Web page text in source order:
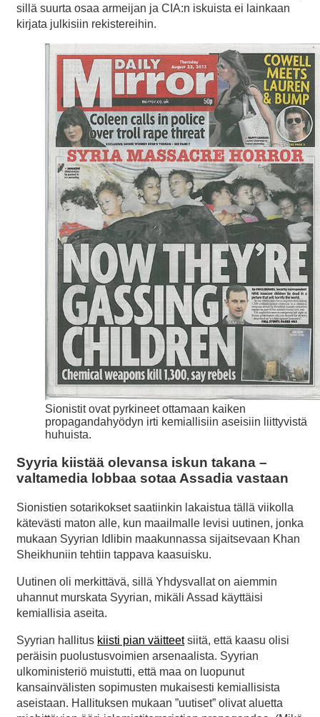
sillä suurta osaa armeijan ja CIA:n iskuista ei lainkaan
kirjata julkisiin rekistereihin.
Sionistit ovat pyrkineet ottamaan kaiken
propagandahyödyn irti kemiallisiin aseisiin liittyvistä
huhuista.
Syyria kiistää olevansa iskun takana –
valtamedia lobbaa sotaa Assadia vastaan
Sionistien sotarikokset saatiinkin lakaistua tällä viikolla
kätevästi maton alle, kun maailmalle levisi uutinen, jonka
mukaan Syyrian Idlibin maakunnassa sijaitsevaan Khan
Sheikhuniin tehtiin tappava kaasuisku.
Uutinen oli merkittävä, sillä Yhdysvallat on aiemmin
uhannut murskata Syyrian, mikäli Assad käyttäisi
kemiallisia aseita.
Syyrian hallitus kiisti pian väitteetsiitä, että kaasu olisi
peräisin puolustusvoimien arsenaalista. Syyrian
ulkoministeriö muistutti, että maa on luopunut
kansainvälisten sopimusten mukaisesti kemiallisista
aseistaan. Hallituksen mukaan ”uutiset” olivat aluetta